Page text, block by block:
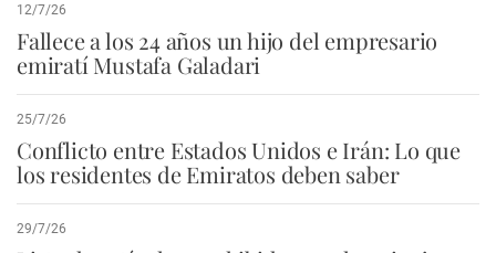
12/7/26
Fallece a los 24 años un hijo del empresario
emiratí Mustafa Galadari
25/7/26
Conflicto entre Estados Unidos e Irán: Lo que
los residentes de Emiratos deben saber
29/7/26